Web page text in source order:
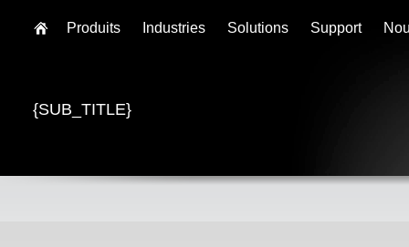
{SUB_TITLE}
Produits Industries Solutions Support